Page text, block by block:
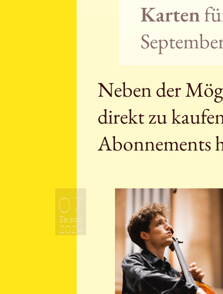
Karten
Neben der
direkt zu
Abonnements
07
Saison
2024